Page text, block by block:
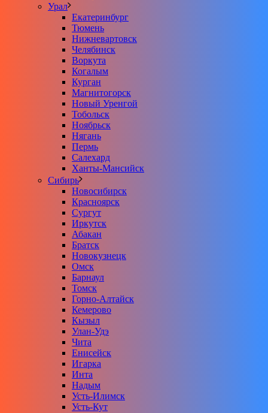
Урал
Екатеринбург
Тюмень
Нижневартовск
Челябинск
Воркута
Когалым
Курган
Магнитогорск
Новый Уренгой
Тобольск
Ноябрьск
Нягань
Пермь
Салехард
Ханты-Мансийск
Сибирь
Новосибирск
Красноярск
Сургут
Иркутск
Абакан
Братск
Новокузнецк
Омск
Барнаул
Томск
Горно-Алтайск
Кемерово
Кызыл
Улан-Удэ
Чита
Енисейск
Игарка
Инта
Надым
Усть-Илимск
Усть-Кут